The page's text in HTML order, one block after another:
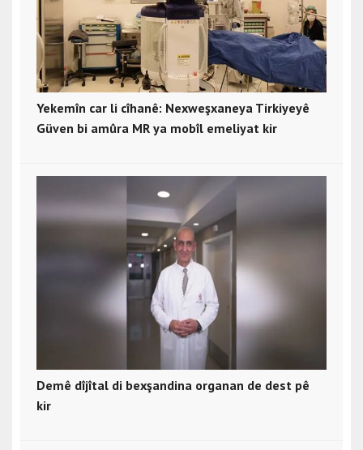
Yekemîn car li cîhanê: Nexweşxaneya Tirkiyeyê
Güven bi amûra MR ya mobîl emeliyat kir
Demê dîjîtal di bexşandina organan de dest pê
kir